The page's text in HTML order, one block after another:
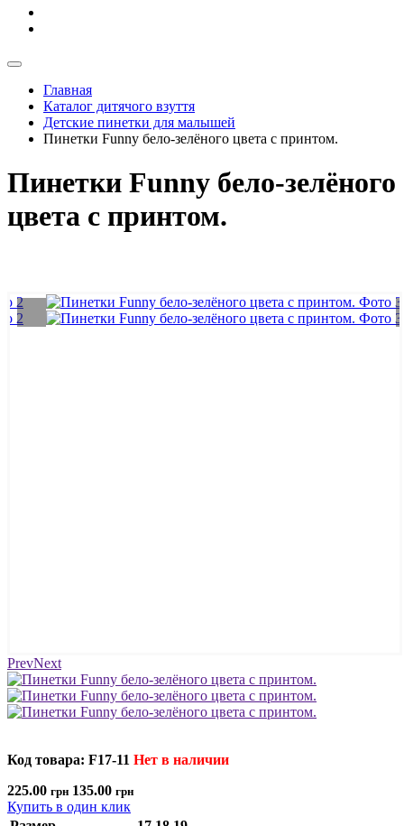
Главная
Каталог дитячого взуття
Детские пинетки для малышей
Пинетки Funny бело-зелёного цвета с принтом.
Пинетки Funny бело-зелёного
цвета с принтом.
PrevNext
Код товара: F17-11 Нет в наличии
225.00 грн 135.00 грн
Купить в один клик